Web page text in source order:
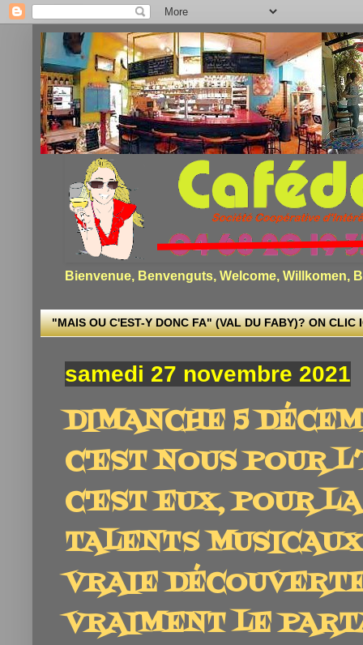
Bienvenue, Benvenguts, Welcome, Willkomen,
"MAIS OU C'EST-Y DONC FA" (VAL DU FABY)? ON CLIC
samedi 27 novembre 2021
DIMANCHE 5
C'EST NOUS POUR
C'EST EUX, POUR
TALENTS
VRAIE
VRAIMENT LE